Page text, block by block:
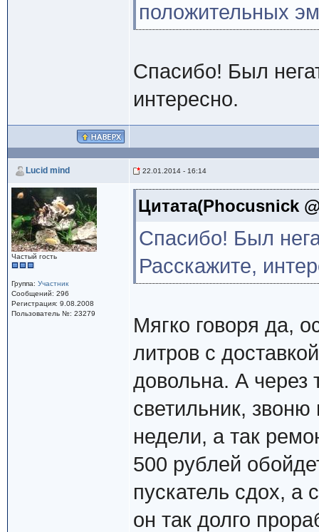
положительных
Спасибо! Был
интересно.
Lucid mind 22.01.2014 - 16:14
Частый гость
Группа: Участник
Сообщений: 296
Регистрация: 9.08.2008
Пользователь №: 23279
Цитата(Phocusnick
Спасибо! Был
Расскажите,
Мягко говоря да,
литров с
довольна. А через
светильник, звоню
недели, а так
500 рублей
пускатель сдох,
он так долго